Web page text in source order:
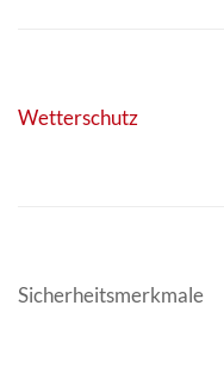
Wetterschutz
Sicherheitsmerkmale